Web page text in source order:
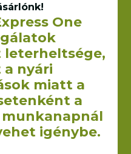
One
nyári
miatt a
a
munkanapnál
igénybe.